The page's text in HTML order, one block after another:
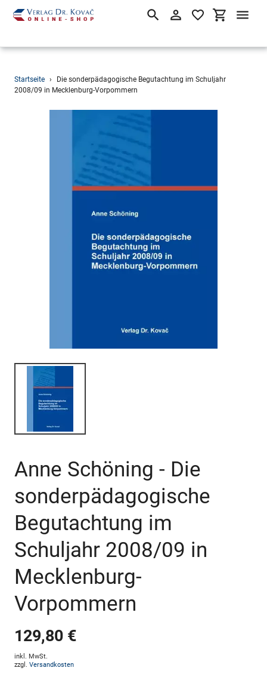
Direkt
zum
SuchenEinloggen
Startseite ›
Die sonderpädagogische Begutachtung im Schuljahr
2008/09 in Mecklenburg-Vorpommern
Anne Schöning - Die
sonderpädagogische
Begutachtung im
Schuljahr 2008/09 in
Mecklenburg-
Vorpommern
129,80 €
inkl. MwSt.
zzgl. Versandkosten